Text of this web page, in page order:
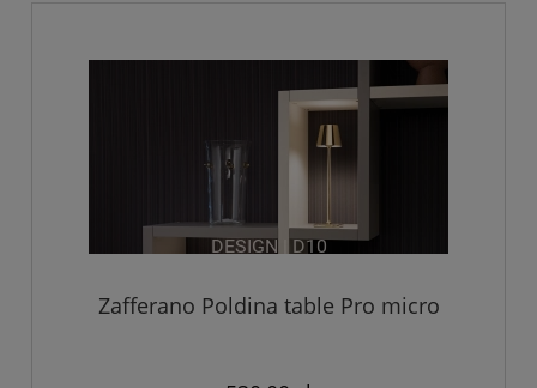
Zafferano Poldina table Pro micro